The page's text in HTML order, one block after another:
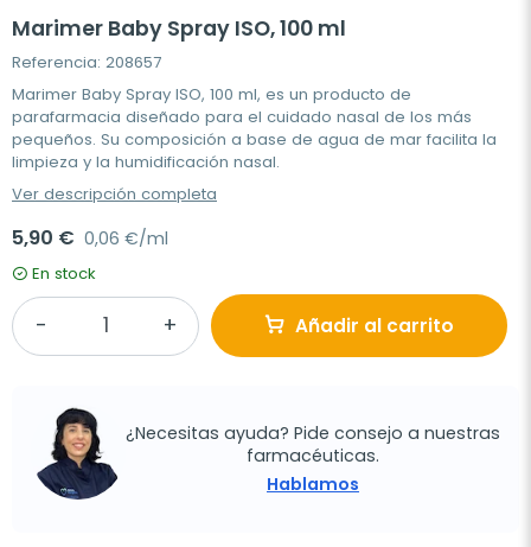
Marimer Baby Spray ISO, 100 ml
Referencia: 208657
Marimer Baby Spray ISO, 100 ml, es un producto de
parafarmacia diseñado para el cuidado nasal de los más
pequeños. Su composición a base de agua de mar facilita la
limpieza y la humidificación nasal.
Ver descripción completa
5,90 € 0,06 €/ml
En stock
Añadir al carrito
¿Necesitas ayuda? Pide consejo a nuestras
farmacéuticas.
Hablamos